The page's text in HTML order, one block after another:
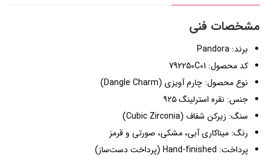
مشخصات فنی
برند: Pandora
کد محصول: 792250C01
نوع محصول: چارم آویزی (Dangle Charm)
جنس: نقره استرلینگ ۹۲۵
سنگ: زیرکن شفاف (Cubic Zirconia)
رنگ: میناکاری آبی، مشکی، صورتی و قرمز
پرداخت: Hand-finished (پرداخت دست‌ساز)